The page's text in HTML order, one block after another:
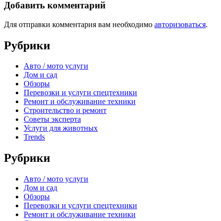
Добавить комментарий
Для отправки комментария вам необходимо авторизоваться.
Рубрики
Авто / мото услуги
Дом и сад
Обзоры
Перевозки и услуги спецтехники
Ремонт и обслуживание техники
Строительство и ремонт
Советы эксперта
Услуги для животных
Trends
Рубрики
Авто / мото услуги
Дом и сад
Обзоры
Перевозки и услуги спецтехники
Ремонт и обслуживание техники